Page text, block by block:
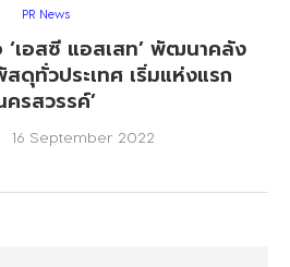
PR News
‘เอสซี แอสเสท’ พัฒนาคลัง
ดุทั่วประเทศ เริ่มแห่งแรก
ครสวรรค์’
16 September 2022